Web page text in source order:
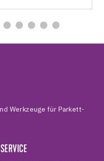
Werkzeuge für Parkett-
SERVICE